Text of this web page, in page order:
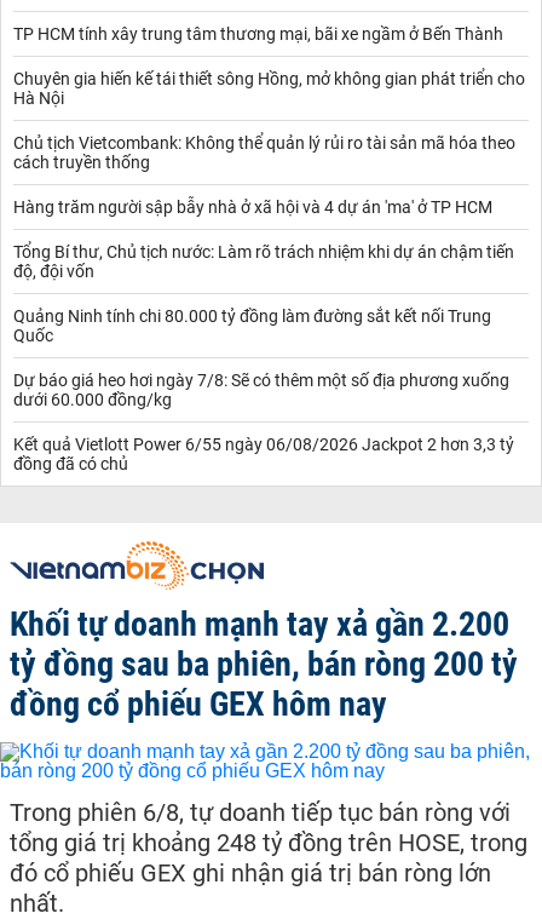
TP HCM tính xây trung tâm thương mại, bãi xe ngầm ở Bến Thành
Chuyên gia hiến kế tái thiết sông Hồng, mở không gian phát triển cho
Hà Nội
Chủ tịch Vietcombank: Không thể quản lý rủi ro tài sản mã hóa theo
cách truyền thống
Hàng trăm người sập bẫy nhà ở xã hội và 4 dự án 'ma' ở TP HCM
Tổng Bí thư, Chủ tịch nước: Làm rõ trách nhiệm khi dự án chậm tiến
độ, đội vốn
Quảng Ninh tính chi 80.000 tỷ đồng làm đường sắt kết nối Trung
Quốc
Dự báo giá heo hơi ngày 7/8: Sẽ có thêm một số địa phương xuống
dưới 60.000 đồng/kg
Kết quả Vietlott Power 6/55 ngày 06/08/2026 Jackpot 2 hơn 3,3 tỷ
đồng đã có chủ
Khối tự doanh mạnh tay xả gần 2.200
tỷ đồng sau ba phiên, bán ròng 200 tỷ
đồng cổ phiếu GEX hôm nay
Trong phiên 6/8, tự doanh tiếp tục bán ròng với
tổng giá trị khoảng 248 tỷ đồng trên HOSE, trong
đó cổ phiếu GEX ghi nhận giá trị bán ròng lớn
nhất.